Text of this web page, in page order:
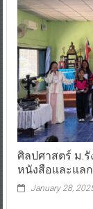
ศิลปศาสตร์ ม.
หนังสือและแล
January 28,